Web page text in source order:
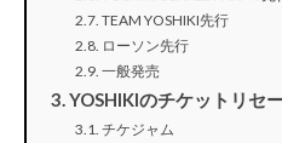
TEAM YOSHIKI先行
ローソン先行
一般発売
YOSHIKIのチケットリセ
チケジャム